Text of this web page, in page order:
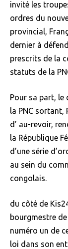
invité les
ordres du
provincial,
dernier à
prescrits de la
statuts de la
Pour sa part,
la PNC sortant,
d’ au-revoir,
la République
d’une série
au sein du
congolais.
du côté de
bourgmestre
numéro un de
loi dans son